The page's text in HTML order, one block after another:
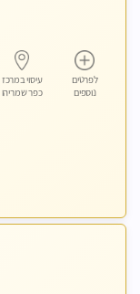
לפרטים
נוספים
עיסוי במרכז
כפר שמריהו